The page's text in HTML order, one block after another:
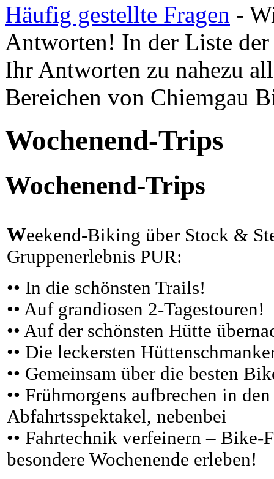
Häufig gestellte Fragen -
Antworten! In der Liste
Ihr Antworten zu nahezu
Bereichen von Chiemgau
Wochenend-Trips
Wochenend-Trips
Weekend-Biking über Stock &
Gruppenerlebnis PUR:
•• In die schönsten Trails!
•• Auf grandiosen 2-Tagestouren!
•• Auf der schönsten Hütte
•• Die leckersten
•• Gemeinsam über die besten
•• Frühmorgens aufbrechen in
Abfahrtsspektakel, nebenbei
•• Fahrtechnik verfeinern – Bike-
besondere Wochenende erleben!